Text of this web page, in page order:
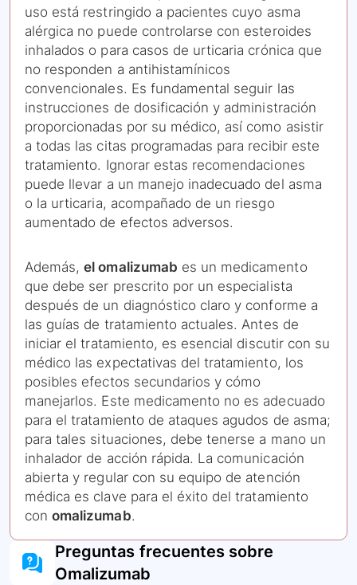
uso está restringido a pacientes cuyo asma
alérgica no puede controlarse con esteroides
inhalados o para casos de urticaria crónica que
no responden a antihistamínicos
convencionales. Es fundamental seguir las
instrucciones de dosificación y administración
proporcionadas por su médico, así como asistir
a todas las citas programadas para recibir este
tratamiento. Ignorar estas recomendaciones
puede llevar a un manejo inadecuado del asma
o la urticaria, acompañado de un riesgo
aumentado de efectos adversos.
Además,el omalizumab es un medicamento
que debe ser prescrito por un especialista
después de un diagnóstico claro y conforme a
las guías de tratamiento actuales. Antes de
iniciar el tratamiento, es esencial discutir con su
médico las expectativas del tratamiento, los
posibles efectos secundarios y cómo
manejarlos. Este medicamento no es adecuado
para el tratamiento de ataques agudos de asma;
para tales situaciones, debe tenerse a mano un
inhalador de acción rápida. La comunicación
abierta y regular con su equipo de atención
médica es clave para el éxito del tratamiento
conomalizumab.
Preguntas frecuentes sobre
Omalizumab